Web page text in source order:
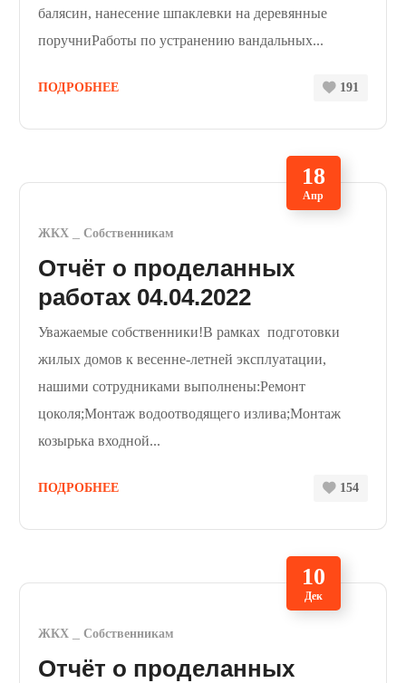
балясин, нанесение шпаклевки на деревянные
поручниРаботы по устранению вандальных...
ПОДРОБНЕЕ 191
18
Апр
ЖКХ Собственникам
Отчёт о проделанных
работах 04.04.2022
Уважаемые собственники!В рамках подготовки
жилых домов к весенне-летней эксплуатации,
нашими сотрудниками выполнены:Ремонт
цоколя;Монтаж водоотводящего излива;Монтаж
козырька входной...
ПОДРОБНЕЕ 154
10
Дек
ЖКХ Собственникам
Отчёт о проделанных